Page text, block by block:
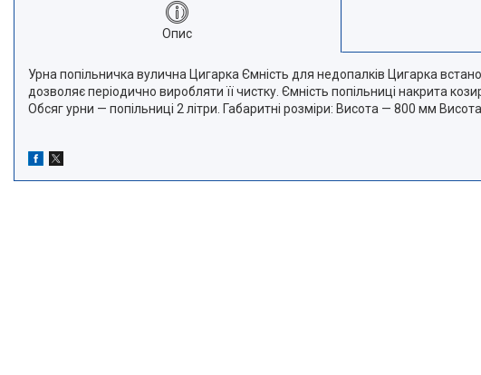
Опис
Урна попільничка вулична Цигарка Ємність для недопалків Цигарка
дозволяє періодично виробляти її чистку. Ємність попільниці накрита
Обсяг урни — попільниці 2 літри. Габаритні розміри: Висота — 800 мм